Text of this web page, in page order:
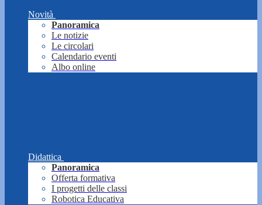
Novità
Panoramica
Le notizie
Le circolari
Calendario eventi
Albo online
Didattica
Panoramica
Offerta formativa
I progetti delle classi
Robotica Educativa